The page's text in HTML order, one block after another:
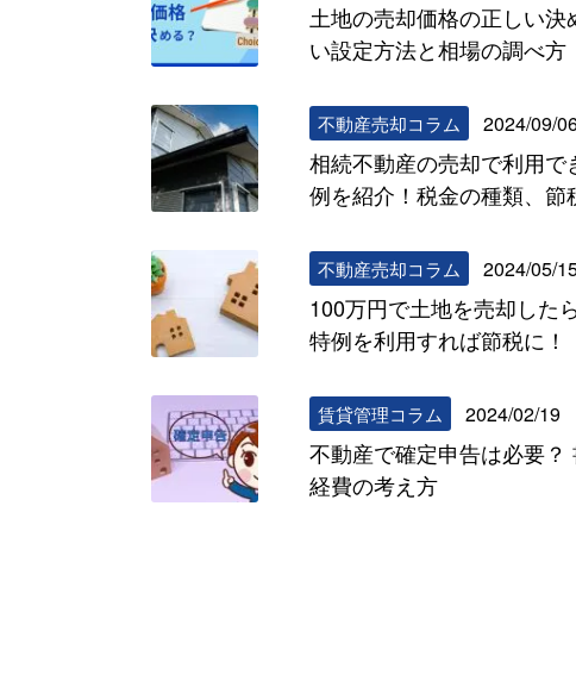
土地の売却価格の正しい決
い設定方法と相場の調べ方
不動産売却コラム 2024/09/
相続不動産の売却で利用で
例を紹介！税金の種類、節
不動産売却コラム 2024/05/
100万円で土地を売却した
特例を利用すれば節税に！
賃貸管理コラム 2024/02/19
不動産で確定申告は必要？
経費の考え方